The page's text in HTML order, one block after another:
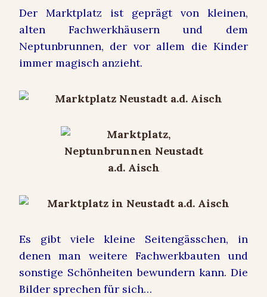
Der Marktplatz ist geprägt von kleinen,
alten Fachwerkhäusern und dem
Neptunbrunnen, der vor allem die Kinder
immer magisch anzieht.
Es gibt viele kleine Seitengässchen, in
denen man weitere Fachwerkbauten und
sonstige Schönheiten bewundern kann. Die
Bilder sprechen für sich…